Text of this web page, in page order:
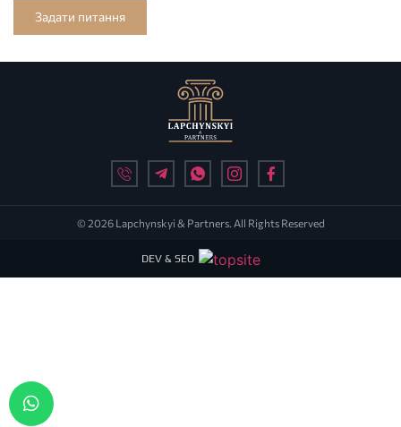
Задати питання
© 2026 Lapchynskyi & Partners. All Rights Reserved
DEV & SEO